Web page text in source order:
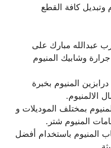
وتبديل كافة القطع
عبدالله مبارك على
وشابيك المنيوم
المنيوم بخبرة
الالمنيوم.
بمختلف الموديلات و
المنيوم شتر.
المنيوم باستخدام أفضل